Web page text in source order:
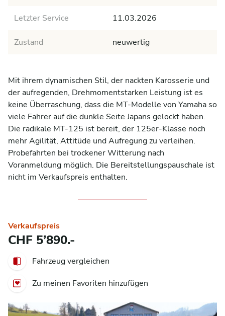
Letzter Service 11.03.2026
Zustand neuwertig
Mit ihrem dynamischen Stil, der nackten Karosserie und
der aufregenden, Drehmomentstarken Leistung ist es
keine Überraschung, dass die MT-Modelle von Yamaha so
viele Fahrer auf die dunkle Seite Japans gelockt haben.
Die radikale MT-125 ist bereit, der 125er-Klasse noch
mehr Agilität, Attitüde und Aufregung zu verleihen.
Probefahrten bei trockener Witterung nach
Voranmeldung möglich. Die Bereitstellungspauschale ist
nicht im Verkaufspreis enthalten.
Verkaufspreis
CHF 5’890.-
Fahrzeug vergleichen
Zu meinen Favoriten hinzufügen